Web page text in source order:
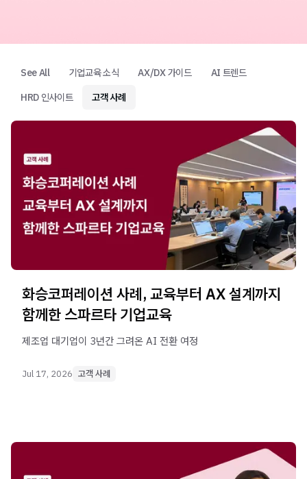
See All 기업교육 소식 AX/DX 가이드
AI 트렌드
HRD 인사이트
고객 사례
화승코퍼레이션 사례, 교육부터 AX 설계까지
함께한 스파르타 기업교육
제조업 대기업이 3년간 그려온 AI 전환 여정
Jul 17, 2026 고객 사례